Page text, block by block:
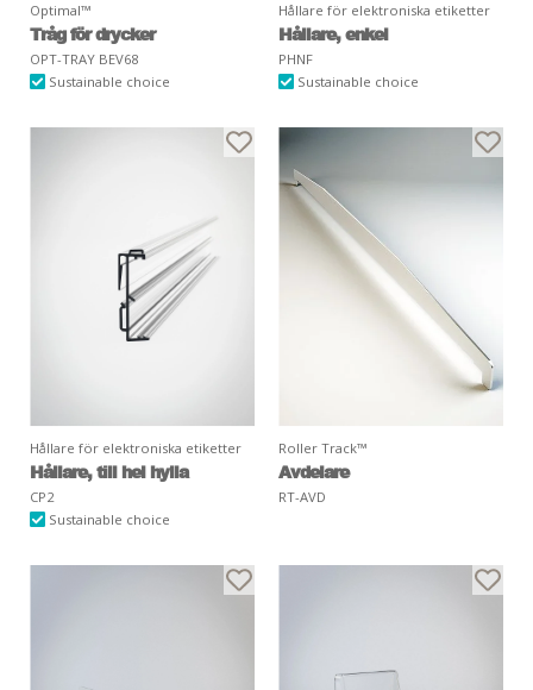
Optimal™
Tråg för drycker
OPT-TRAY BEV68
Sustainable choice
Hållare för elektroniska etiketter
Hållare, enkel
PHNF
Sustainable choice
Hållare för elektroniska etiketter
Hållare, till hel hylla
CP2
Sustainable choice
Roller Track™
Avdelare
RT-AVD